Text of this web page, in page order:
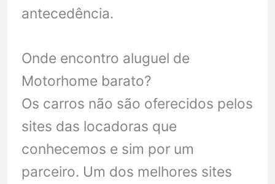
antecedência.
Onde encontro aluguel de
Motorhome barato?
Os carros não são oferecidos pelos
sites das locadoras que
conhecemos e sim por um
parceiro. Um dos melhores sites